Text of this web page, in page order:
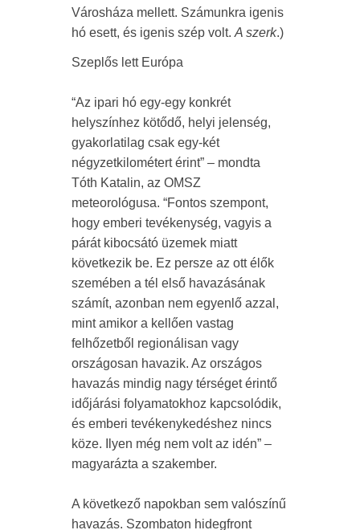
Városháza mellett. Számunkra igenis
hó esett, és igenis szép volt. A szerk.)
Szeplős lett Európa
“Az ipari hó egy-egy konkrét
helyszínhez kötődő, helyi jelenség,
gyakorlatilag csak egy-két
négyzetkilométert érint” – mondta
Tóth Katalin, az OMSZ
meteorológusa. “Fontos szempont,
hogy emberi tevékenység, vagyis a
párát kibocsátó üzemek miatt
következik be. Ez persze az ott élők
szemében a tél első havazásának
számít, azonban nem egyenlő azzal,
mint amikor a kellően vastag
felhőzetből regionálisan vagy
országosan havazik. Az országos
havazás mindig nagy térséget érintő
időjárási folyamatokhoz kapcsolódik,
és emberi tevékenykedéshez nincs
köze. Ilyen még nem volt az idén” –
magyarázta a szakember.
A következő napokban sem valószínű
havazás. Szombaton hidegfront